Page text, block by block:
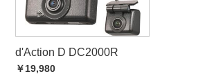
d'Action D DC2000R
￥19,980